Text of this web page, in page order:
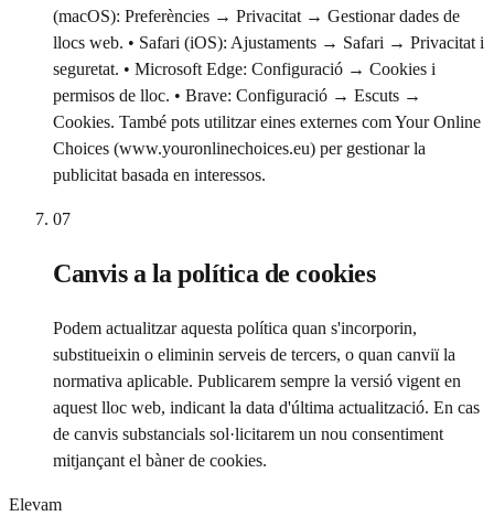
(macOS): Preferències → Privacitat → Gestionar dades de
llocs web. • Safari (iOS): Ajustaments → Safari → Privacitat i
seguretat. • Microsoft Edge: Configuració → Cookies i
permisos de lloc. • Brave: Configuració → Escuts →
Cookies. També pots utilitzar eines externes com Your Online
Choices (www.youronlinechoices.eu) per gestionar la
publicitat basada en interessos.
07
Canvis a la política de cookies
Podem actualitzar aquesta política quan s'incorporin,
substitueixin o eliminin serveis de tercers, o quan canviï la
normativa aplicable. Publicarem sempre la versió vigent en
aquest lloc web, indicant la data d'última actualització. En cas
de canvis substancials sol·licitarem un nou consentiment
mitjançant el bàner de cookies.
Elevam